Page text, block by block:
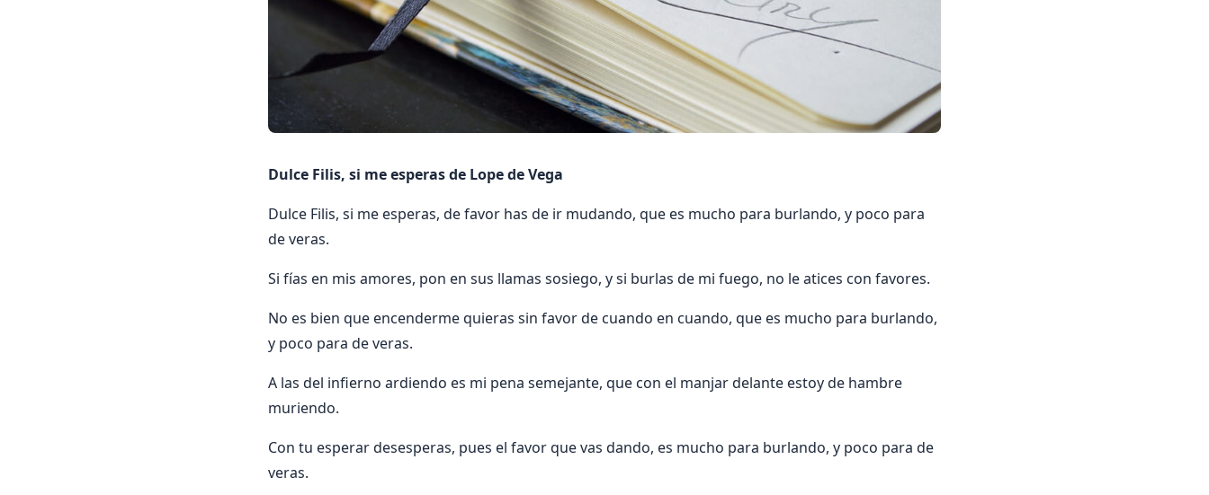
Dulce Filis, si me esperas de Lope de Vega
Dulce Filis, si me esperas, de favor has de ir mudando, que es mucho para burlando, y poco para
de veras.
Si fías en mis amores, pon en sus llamas sosiego, y si burlas de mi fuego, no le atices con favores.
No es bien que encenderme quieras sin favor de cuando en cuando, que es mucho para burlando,
y poco para de veras.
A las del infierno ardiendo es mi pena semejante, que con el manjar delante estoy de hambre
muriendo.
Con tu esperar desesperas, pues el favor que vas dando, es mucho para burlando, y poco para de
veras.